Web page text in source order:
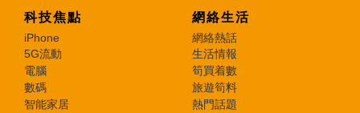
科技焦點
iPhone
5G流動
電腦
數碼
智能家居
網絡生活
網絡熱話
生活情報
筍買着數
旅遊筍料
熱門話題